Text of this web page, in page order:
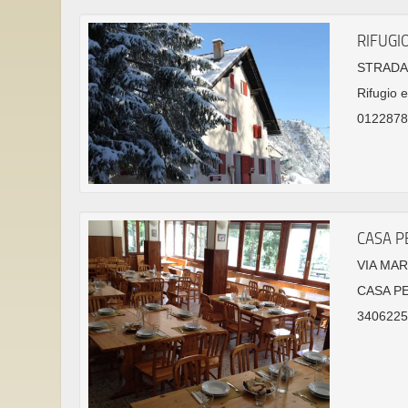
Rifugio
CASA
VIA
CASA